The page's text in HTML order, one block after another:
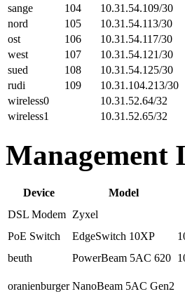
sange
104 10.31.54.109/30
nord
105 10.31.54.113/30
ost
106 10.31.54.117/30
west
107 10.31.54.121/30
sued
108 10.31.54.125/30
rudi
109 10.31.104.213/30
wireless0
10.31.52.64/32
wireless1
10.31.52.65/32
Management
Device Model
DSL Modem Zyxel
PoE Switch
EdgeSwitch 10XP
beuth
PowerBeam 5AC 620
oranienburger NanoBeam 5AC Gen2